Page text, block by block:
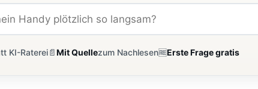
KI-Raterei📄Mit Quellezum Nachlesen🆓Erste Frage gratis